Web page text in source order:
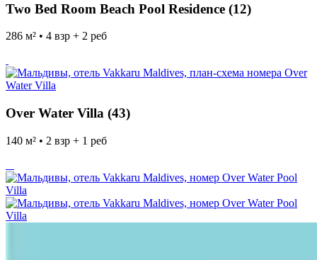
Two Bed Room Beach Pool Residence (12)
286 м² • 4 взр + 2 реб
Over Water Villa (43)
140 м² • 2 взр + 1 реб